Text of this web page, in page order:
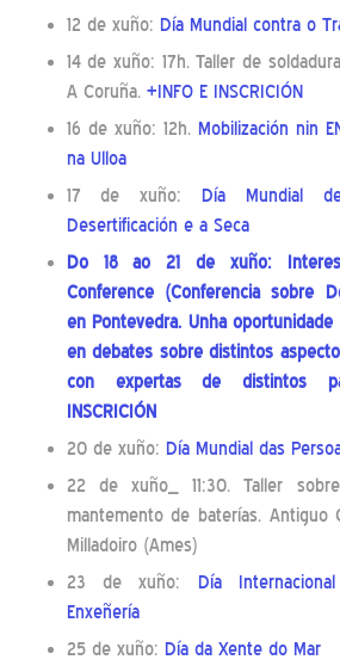
12 de xuño: Día Mundial contra o
14 de xuño: 17h. Taller de
A Coruña. +INFO E INSCRICIÓN
16 de xuño: 12h. Mobilización nin
na Ulloa
17 de xuño: Día Mundial
Desertificación e a Seca
Do 18 ao 21 de xuño:
Conference (Conferencia sobre
en Pontevedra. Unha
en debates sobre distintos
con expertas de distintos
INSCRICIÓN
20 de xuño: Día Mundial das
22 de xuño_ 11:30. Taller
mantemento de baterías. Antiguo
Milladoiro (Ames)
23 de xuño: Día
Enxeñería
25 de xuño: Día da Xente do Mar